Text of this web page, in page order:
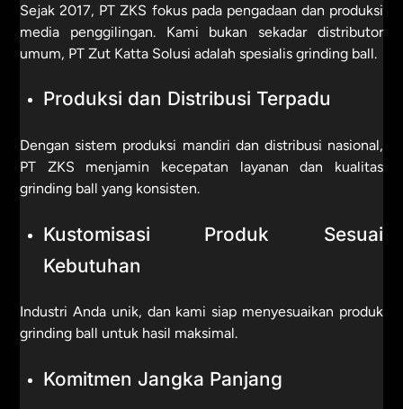
Sejak 2017, PT ZKS fokus pada pengadaan dan produksi
media penggilingan. Kami bukan sekadar distributor
umum, PT Zut Katta Solusi adalah spesialis grinding ball.
Produksi dan Distribusi Terpadu
Dengan sistem produksi mandiri dan distribusi nasional,
PT ZKS menjamin kecepatan layanan dan kualitas
grinding ball yang konsisten.
Kustomisasi Produk Sesuai
Kebutuhan
Industri Anda unik, dan kami siap menyesuaikan produk
grinding ball untuk hasil maksimal.
Komitmen Jangka Panjang